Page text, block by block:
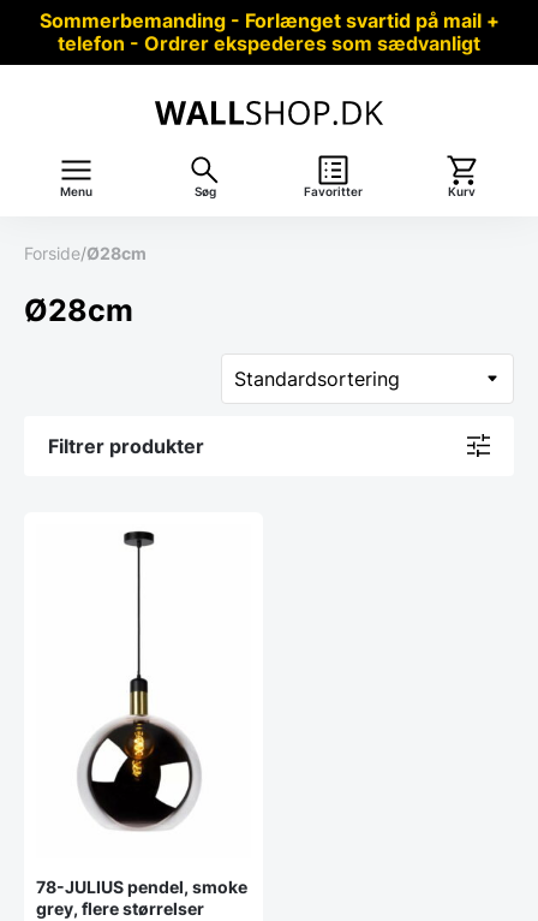
Sommerbemanding - Forlænget svartid på mail +
telefon - Ordrer ekspederes som sædvanligt
Menu Søg Favoritter Kurv
Forside/Ø28cm
Ø28cm
Filtrer produkter
78-JULIUS pendel, smoke
grey, flere størrelser